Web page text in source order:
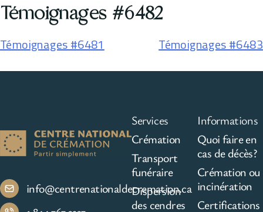
Témoignages #6482
Témoignages #6481 Témoignages #6483
info@centrenationaldecremation.ca
Services
Crémation
Transport
funéraire
Dispersion
des cendres
Informations
Quoi faire en
cas de décès?
Crémation ou
incinération
Certifications